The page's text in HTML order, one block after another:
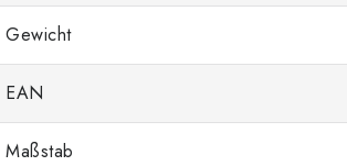
Gewicht
EAN
Maßstab